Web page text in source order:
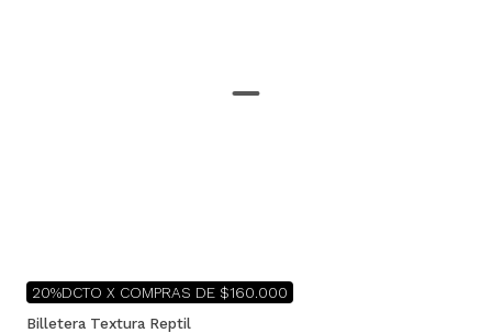
20%DCTO X COMPRAS DE $160.000
Billetera Textura Reptil